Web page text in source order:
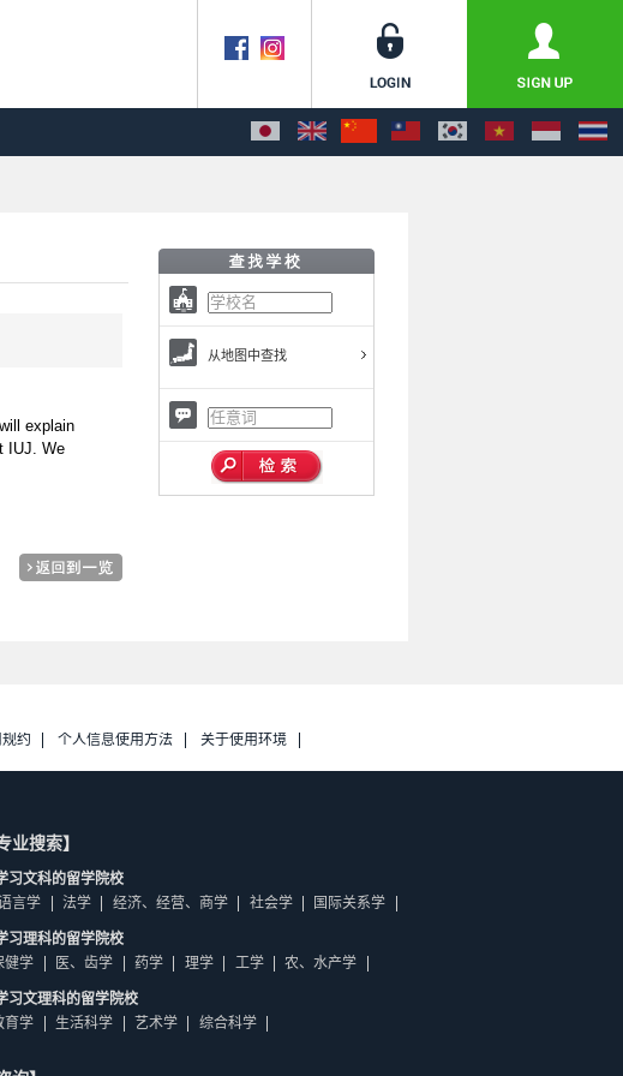
explain
IUJ. We
从地图中查找
约 个人信息使用方法 关于使用环境
业搜索】
习文科的留学院校
言学 法学 经济、经营、商学 社会学 国际关系学
习理科的留学院校
健学
医、齿学 药学 理学 工学 农、水产学
习文理科的留学院校
育学
生活科学 艺术学 综合科学